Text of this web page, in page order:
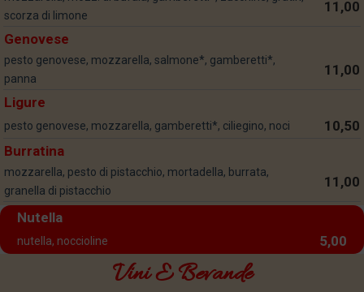
scorza di limone
11,00
Genovese
pesto genovese, mozzarella, salmone*, gamberetti*,
panna
11,00
Ligure
pesto genovese, mozzarella, gamberetti*, ciliegino, noci
10,50
Burratina
mozzarella, pesto di pistacchio, mortadella, burrata,
granella di pistacchio
11,00
Nutella
nutella, noccioline 5,00
Vini E Bevande